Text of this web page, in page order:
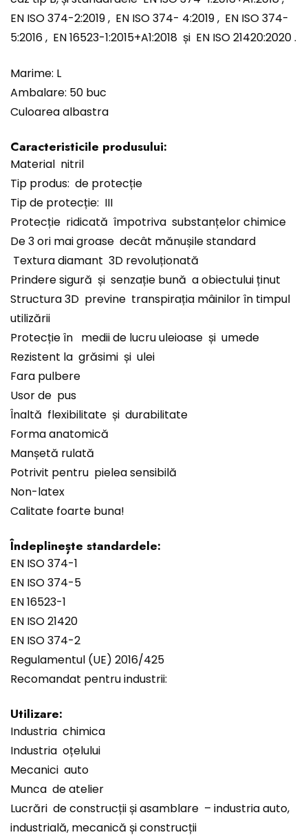
EN ISO 374-2:2019 , EN ISO 374- 4:2019 , EN ISO 374-
5:2016 , EN 16523-1:2015+A1:2018 și EN ISO 21420:2020 .
Marime: L
Ambalare: 50 buc
Culoarea albastra
Caracteristicile produsului:
Material nitril
Tip produs: de protecție
Tip de protecție: III
Protecție ridicată împotriva substanțelor chimice
De 3 ori mai groase decât mănușile standard
Textura diamant 3D revoluționată
Prindere sigură și senzație bună a obiectului ținut
Structura 3D previne transpirația mâinilor în timpul
utilizării
Protecție în medii de lucru uleioase și umede
Rezistent la grăsimi și ulei
Fara pulbere
Usor de pus
Înaltă flexibilitate și durabilitate
Forma anatomică
Manșetă rulată
Potrivit pentru pielea sensibilă
Non-latex
Calitate foarte buna!
Îndeplinește standardele:
EN ISO 374-1
EN ISO 374-5
EN 16523-1
EN ISO 21420
EN ISO 374-2
Regulamentul (UE) 2016/425
Recomandat pentru industrii:
Utilizare:
Industria chimica
Industria oțelului
Mecanici auto
Munca de atelier
Lucrări de construcții și asamblare – industria auto,
industrială, mecanică și construcții